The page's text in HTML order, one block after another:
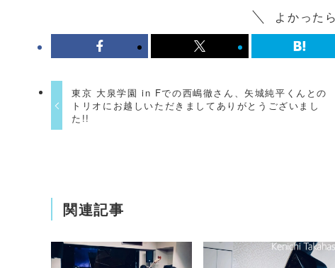
よかった
東京 大泉学園 in Fでの西嶋徹さん、矢城純平くんとの
トリオにお越しいただきましてありがとうございまし
た!!
関連記事